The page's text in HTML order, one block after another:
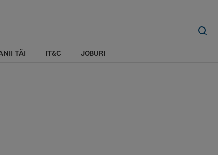
TĂI IT&C JOBURI